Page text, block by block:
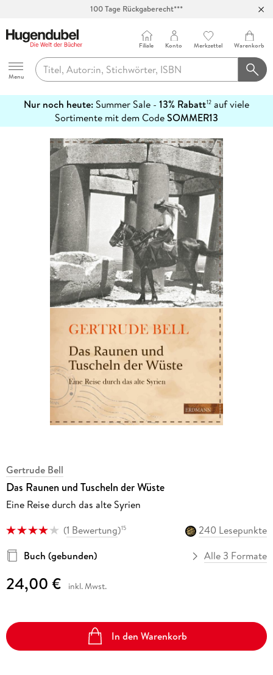
100 Tage Rückgaberecht***
Hugendubel
Menu
Filiale Konto Merkzettel Warenkorb
Nur noch heute: Summer Sale - 13% Rabatt12 auf viele
Sortimente mit dem CodeSOMMER13
erfahren
Gertrude Bell
Das Raunen und Tuscheln der Wüste
Eine Reise durch das alte Syrien
(1 Bewertung)15
240 Lesepunkte
Buch (gebunden)
Alle 3 Formate
24,00 € inkl. Mwst.
In den Warenkorb